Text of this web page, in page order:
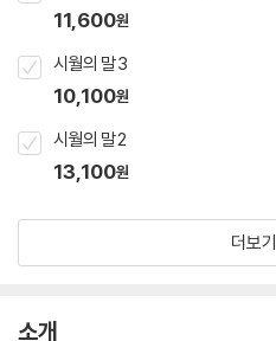
11,600원
시월의 말 3
10,100원
시월의 말 2
13,100원
더보기
소개